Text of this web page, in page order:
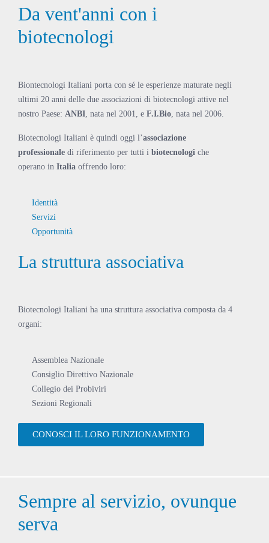
Da vent'anni con i
biotecnologi
Biontecnologi Italiani porta con sé le esperienze maturate negli
ultimi 20 anni delle due associazioni di biotecnologi attive nel
nostro Paese: ANBI , nata nel 2001, e F.I.Bio , nata nel 2006.
Biotecnologi Italiani è quindi oggi l’associazione
professionale di riferimento per tutti i biotecnologi che
operano in Italia offrendo loro:
Identità
Servizi
Opportunità
La struttura associativa
Biotecnologi Italiani ha una struttura associativa composta da 4
organi:
Assemblea Nazionale
Consiglio Direttivo Nazionale
Collegio dei Probiviri
Sezioni Regionali
CONOSCI IL LORO FUNZIONAMENTO
Sempre al servizio, ovunque
serva